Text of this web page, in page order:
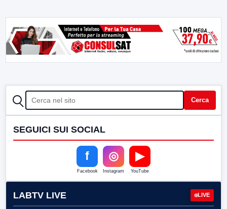
CERCA Cerca
SEGUICI SUI SOCIAL
f
Facebook
◎
Instagram
▶
YouTube
LABTV LIVE LIVE